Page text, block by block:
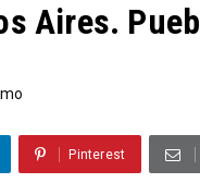
Aires.
Pinterest